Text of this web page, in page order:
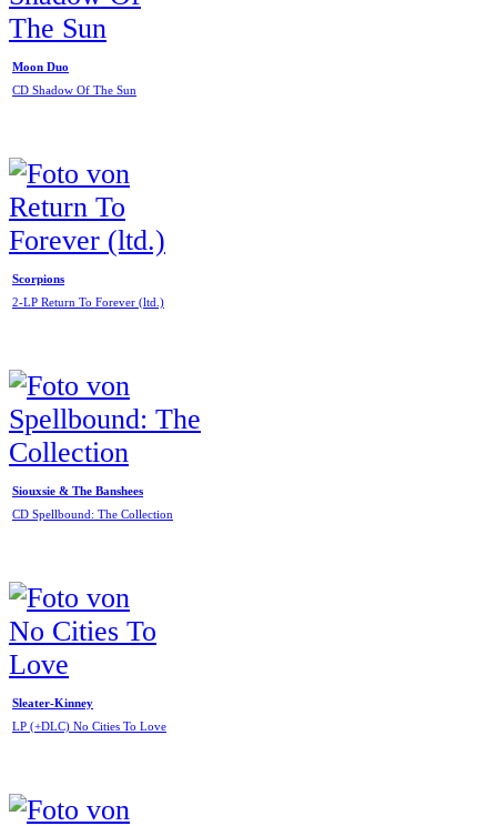
Moon Duo
CD Shadow Of The Sun
Scorpions
2-LP Return To Forever (ltd.)
Siouxsie & The Banshees
CD Spellbound: The Collection
Sleater-Kinney
LP (+DLC) No Cities To Love